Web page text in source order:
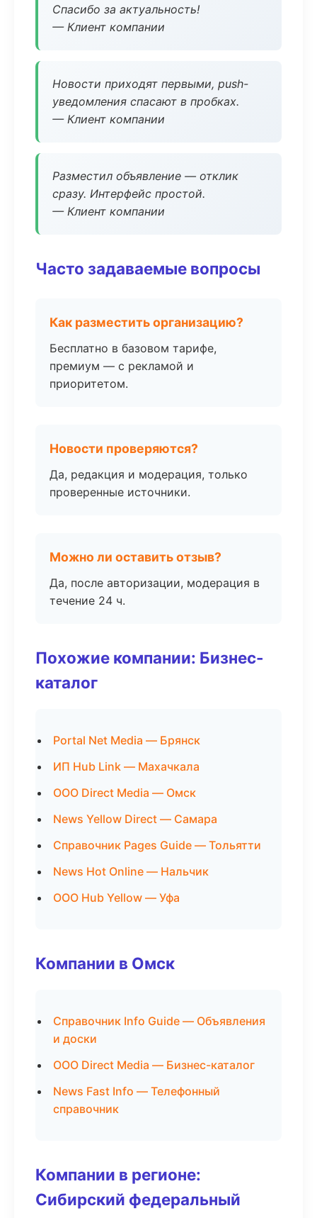
Спасибо за актуальность!
— Клиент компании
Новости приходят первыми, push-
уведомления спасают в пробках.
— Клиент компании
Разместил объявление — отклик
сразу. Интерфейс простой.
— Клиент компании
Часто задаваемые вопросы
Как разместить организацию?
Бесплатно в базовом тарифе,
премиум — с рекламой и
приоритетом.
Новости проверяются?
Да, редакция и модерация, только
проверенные источники.
Можно ли оставить отзыв?
Да, после авторизации, модерация в
течение 24 ч.
Похожие компании: Бизнес-
каталог
Portal Net Media — Брянск
ИП Hub Link — Махачкала
ООО Direct Media — Омск
News Yellow Direct — Самара
Справочник Pages Guide — Тольятти
News Hot Online — Нальчик
ООО Hub Yellow — Уфа
Компании в Омск
Справочник Info Guide — Объявления
и доски
ООО Direct Media — Бизнес-каталог
News Fast Info — Телефонный
справочник
Компании в регионе:
Сибирский федеральный